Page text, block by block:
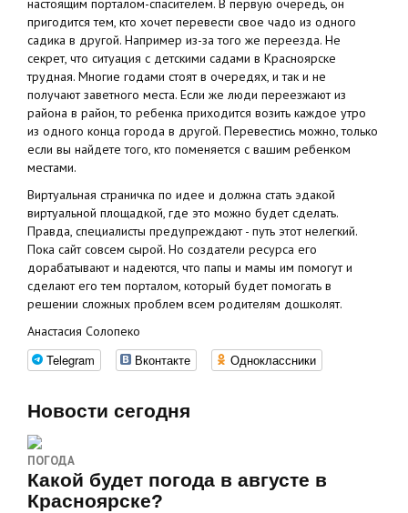
настоящим порталом-спасителем. В первую очередь, он
пригодится тем, кто хочет перевести свое чадо из одного
садика в другой. Например из-за того же переезда. Не
секрет, что ситуация с детскими садами в Красноярске
трудная. Многие годами стоят в очередях, и так и не
получают заветного места. Если же люди переезжают из
района в район, то ребенка приходится возить каждое утро
из одного конца города в другой. Перевестись можно, только
если вы найдете того, кто поменяется с вашим ребенком
местами.
Виртуальная страничка по идее и должна стать эдакой
виртуальной площадкой, где это можно будет сделать.
Правда, специалисты предупреждают - путь этот нелегкий.
Пока сайт совсем сырой. Но создатели ресурса его
дорабатывают и надеются, что папы и мамы им помогут и
сделают его тем порталом, который будет помогать в
решении сложных проблем всем родителям дошколят.
Анастасия Солопеко
Telegram Вконтакте Одноклассники
Новости сегодня
ПОГОДА
Какой будет погода в августе в
Красноярске?